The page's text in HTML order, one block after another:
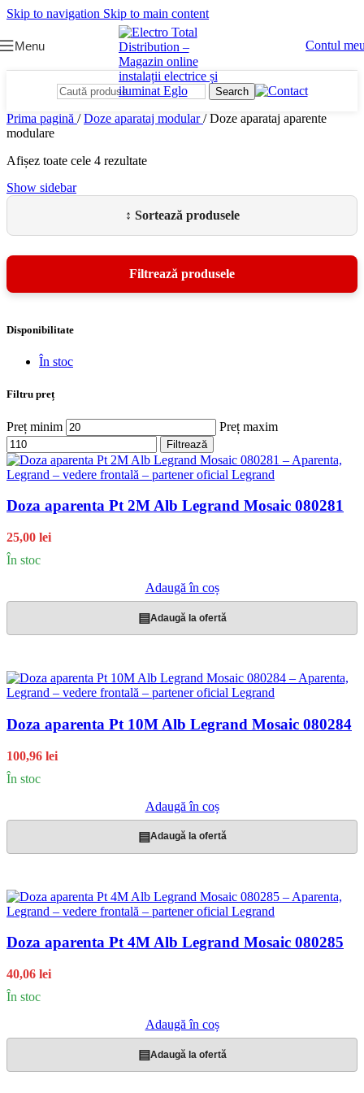
Skip to navigation Skip to main content
Menu Contul
Search
Prima pagină / Doze aparataj modular/ Doze aparataj aparente
modulare
Afișez toate cele 4 rezultate
Show sidebar
Disponibilitate
În stoc
Filtru preț
Preț minim Preț maxim
Filtrează
Doza aparenta Pt 2M Alb Legrand Mosaic 080281
25,00 lei
În stoc
Adaugă în coș
▤Adaugă la ofertă
Doza aparenta Pt 10M Alb Legrand Mosaic 080284
100,96 lei
În stoc
Adaugă în coș
▤Adaugă la ofertă
Doza aparenta Pt 4M Alb Legrand Mosaic 080285
40,06 lei
În stoc
Adaugă în coș
▤Adaugă la ofertă